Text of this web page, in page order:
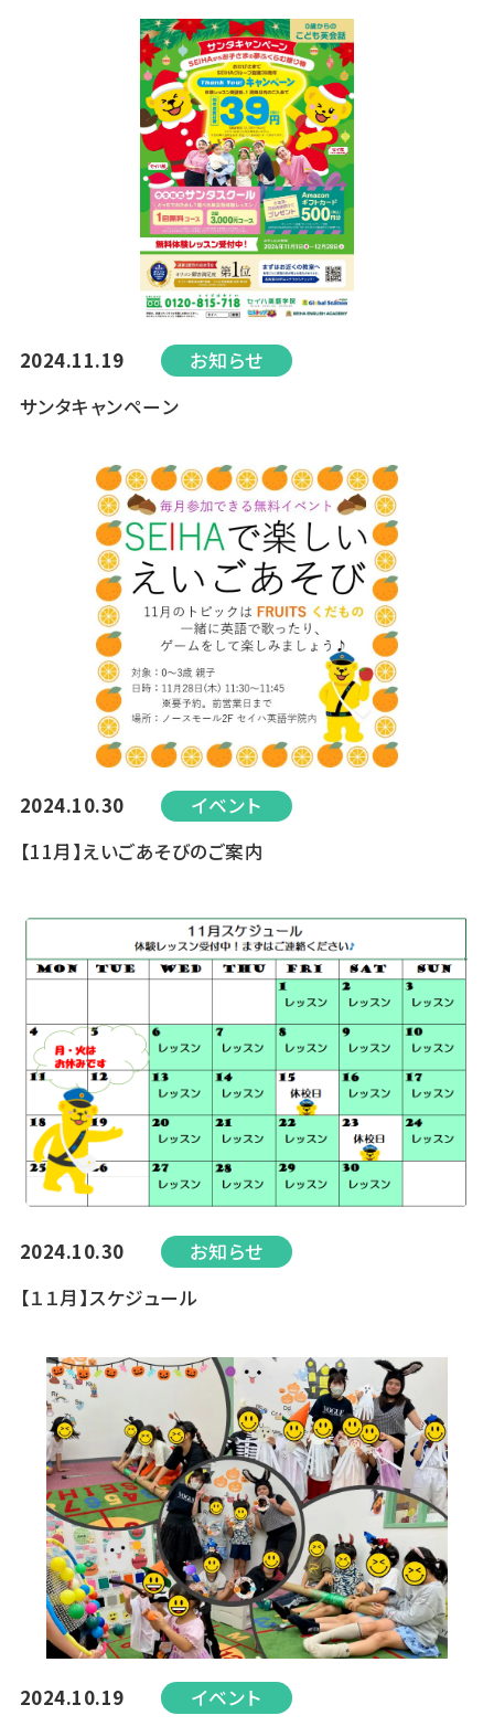
2024.11.19
お知らせ
サンタキャンペーン
2024.10.30
イベント
【11月】えいごあそびのご案内
2024.10.30
お知らせ
【１１月】スケジュール
2024.10.19 イベント